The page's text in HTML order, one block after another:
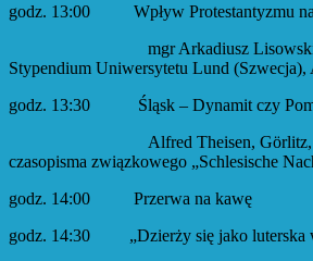
godz. 13:00 Wpływ Protestantyzmu na
mgr Arkadiusz Lisowski, Lubań
Stypendium Uniwersytetu Lund
godz. 13:30 Śląsk – Dynamit czy
Alfred Theisen, Görlitz, katolik,
czasopisma związkowego „Schlesische
godz. 14:00 Przerwa na kawę
godz. 14:30 „Dzierży się jako luterska